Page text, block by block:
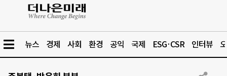
뉴스 경제 사회 환경 공익 국제 ESG·CSR 인터뷰